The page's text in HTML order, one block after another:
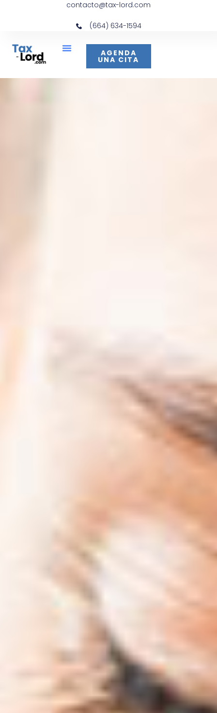
contacto@tax-lord.com
(664) 634-1594
AGENDA
UNA CITA